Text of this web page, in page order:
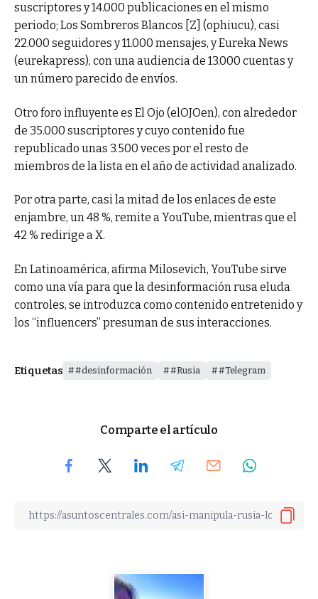
suscriptores y 14.000 publicaciones en el mismo
periodo; Los Sombreros Blancos [Z] (ophiucu), casi
22.000 seguidores y 11.000 mensajes, y Eureka News
(eurekapress), con una audiencia de 13.000 cuentas y
un número parecido de envíos.
Otro foro influyente es El Ojo (elOJOen), con alrededor
de 35.000 suscriptores y cuyo contenido fue
republicado unas 3.500 veces por el resto de
miembros de la lista en el año de actividad analizado.
Por otra parte, casi la mitad de los enlaces de este
enjambre, un 48 %, remite a YouTube, mientras que el
42 % redirige a X.
En Latinoamérica, afirma Milosevich, YouTube sirve
como una vía para que la desinformación rusa eluda
controles, se introduzca como contenido entretenido y
los “influencers” presuman de sus interacciones.
Etiquetas #desinformación #Rusia #Telegram
Comparte el artículo